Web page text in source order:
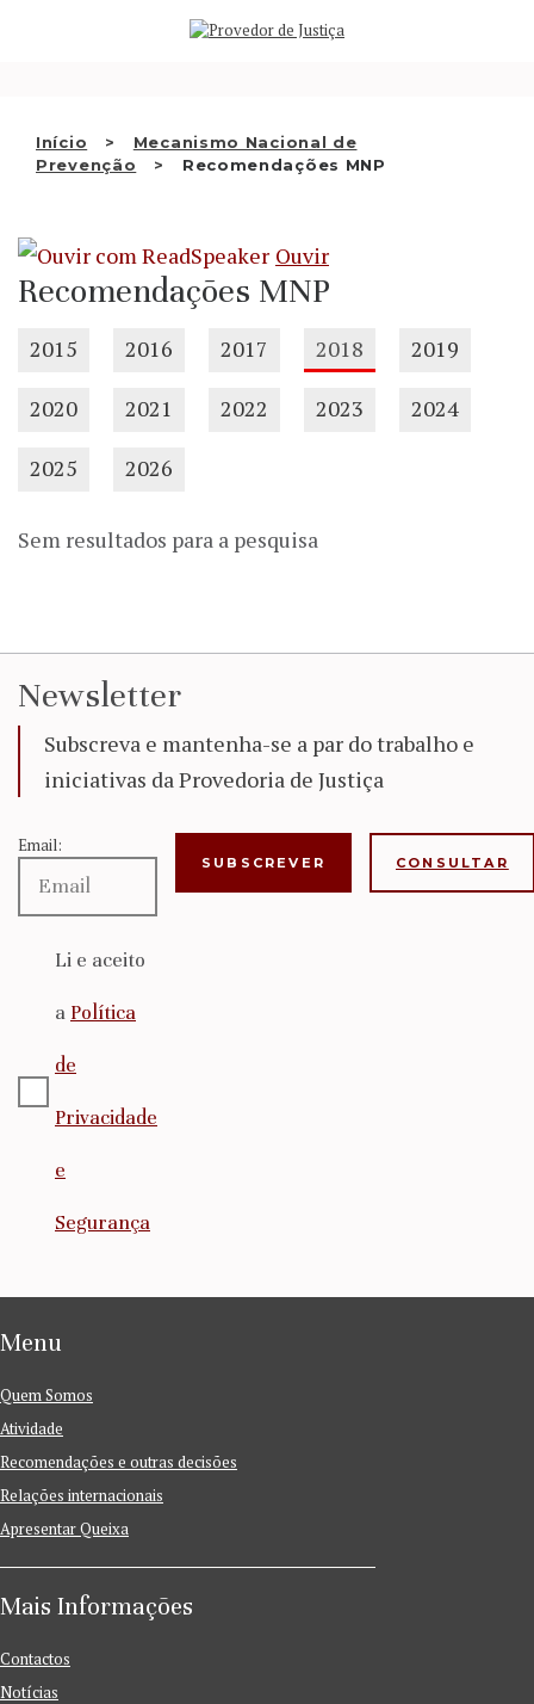
Início
Mecanismo Nacional de
Prevenção
Recomendações MNP
QUEM SOMOS
RECOMENDAÇÕES E OUTRAS
DECISÕES
APRESENTAR QUEIXA
PT
Ouvir
Recomendações MNP
2015 2016 2017 2018 2019
2020 2021 2022 2023 2024
2025 2026
Sem resultados para a pesquisa
Newsletter
Subscreva e mantenha-se a par do trabalho e
iniciativas da Provedoria de Justiça
Email:
Li e aceito
a Política
de
Privacidade
e
Segurança
CONSULTAR
Menu
Quem Somos
Atividade
Recomendações e outras decisões
Relações internacionais
Apresentar Queixa
Mais Informações
Contactos
Notícias